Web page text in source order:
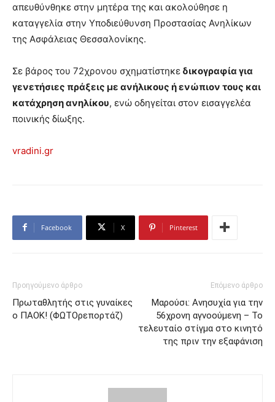
απευθύνθηκε στην μητέρα της και ακολούθησε η
καταγγελία στην Υποδιεύθυνση Προστασίας Ανηλίκων
της Ασφάλειας Θεσσαλονίκης.
Σε βάρος του 72χρονου σχηματίστηκε δικογραφία για
γενετήσιες πράξεις με ανήλικους ή ενώπιον τους και
κατάχρηση ανηλίκου, ενώ οδηγείται στον εισαγγελέα
ποινικής δίωξης.
vradini.gr
Facebook X Pinterest
Προηγούμενο άρθρο
Πρωταθλητής στις γυναίκες
ο ΠΑΟΚ! (ΦΩΤΟρεπορτάζ)
Επόμενο άρθρο
Μαρούσι: Ανησυχία για την
56χρονη αγνοούμενη – Το
τελευταίο στίγμα στο κινητό
της πριν την εξαφάνιση